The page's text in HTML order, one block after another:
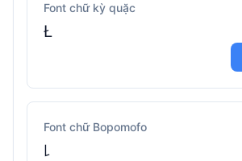
Font chữ kỳ quặc
Ł
Font chữ Bopomofo
꒒